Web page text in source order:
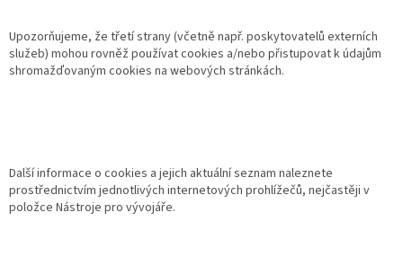
Upozorňujeme, že třetí strany (včetně např. poskytovatelů externích
služeb) mohou rovněž používat cookies a/nebo přistupovat k údajům
shromažďovaným cookies na webových stránkách.
Další informace o cookies a jejich aktuální seznam naleznete
prostřednictvím jednotlivých internetových prohlížečů, nejčastěji v
položce Nástroje pro vývojáře.